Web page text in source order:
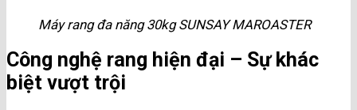
Máy rang đa năng 30kg SUNSAY MAROASTER
Công nghệ rang hiện đại – Sự khác
biệt vượt trội